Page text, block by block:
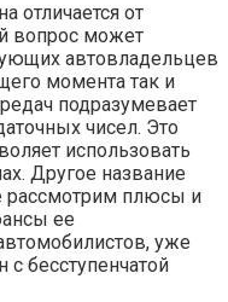
отличается от
вопрос может
автовладельцев
момента так и
подразумевает
чисел. Это
использовать
Другое название
рассмотрим плюсы и
ее
уже
бесступенчатой